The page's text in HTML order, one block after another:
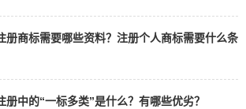
册商标需要哪些资料？注册个人商标需要什么条
册中的“一标多类”是什么？有哪些优劣？